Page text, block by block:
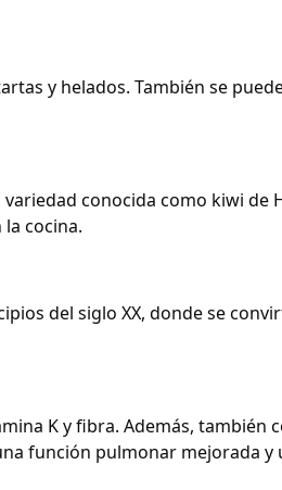
y helados. También se
conocida como kiwi de
cocina.
del siglo XX, donde se
K y fibra. Además, también
función pulmonar mejorada y